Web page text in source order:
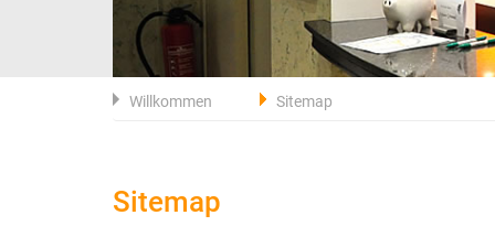
Willkommen Sitemap
Sitemap